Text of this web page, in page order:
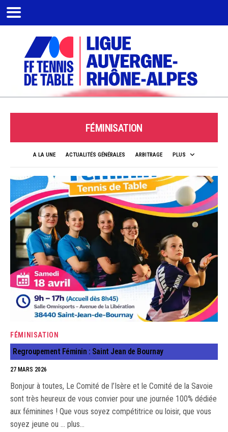
FÉMINISATION
A LA UNE ACTUALITÉS GÉNÉRALES ARBITRAGE PLUS
FÉMINISATION
Regroupement Féminin : Saint Jean de Bournay
27 MARS 2026
Bonjour à toutes, Le Comité de l’Isère et le Comité de la Savoie
sont très heureux de vous convier pour une journée 100% dédiée
aux féminines ! Que vous soyez compétitrice ou loisir, que vous
soyez jeune ou … plus…